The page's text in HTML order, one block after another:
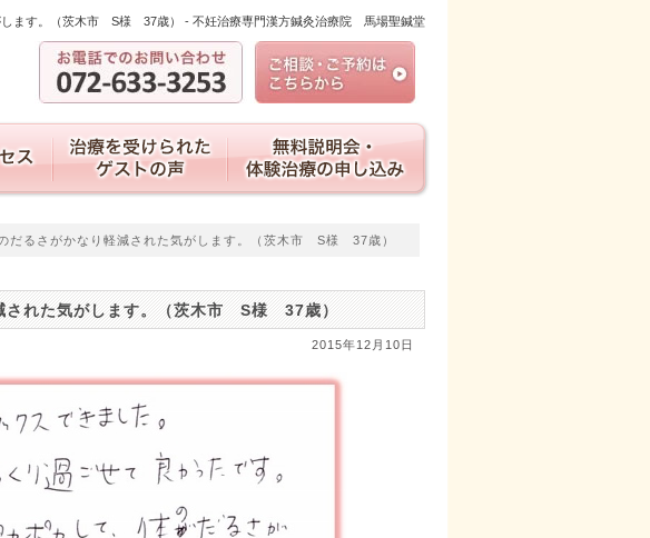
します。（茨木市 S様 37歳） - 不妊治療専門漢方鍼灸治療院 馬場聖鍼堂
だるさがかなり軽減された気がします。（茨木市 S様 37歳）
された気がします。（茨木市 S様 37歳）
2015年12月10日